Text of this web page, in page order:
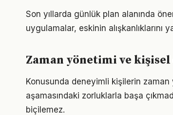
Son yıllarda günlük plan alanında
uygulamalar, eskinin alışkanlıklarını
Zaman yönetimi ve
Konusunda deneyimli kişilerin zaman
aşamasındaki zorluklarla başa
biçilemez.